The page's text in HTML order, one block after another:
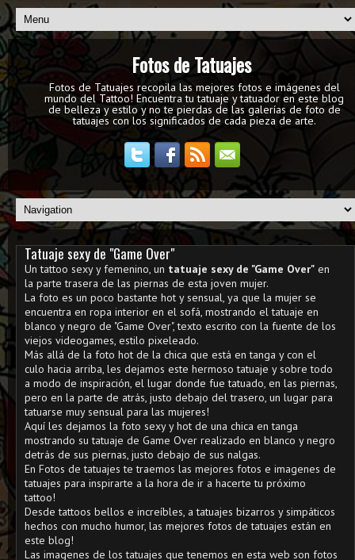
Fotos de Tatuajes
Fotos de Tatuajes recopila las mejores fotos e imágenes del
mundo del Tattoo! Encuentra tu tatuaje y tatuador en este blog
de belleza y estilo y no te pierdas de las galerías de foto de
tatuajes con los significados de cada pieza de arte.
Tatuaje sexy de "Game Over"
Un tattoo sexy y femenino, un tatuaje sexy de "Game Over" en
la parte trasera de las piernas de esta joven mujer.
La foto es un poco bastante hot y sensual, ya que la mujer se
encuentra en ropa interior en el sofá, mostrando el tatuaje en
blanco y negro de "Game Over", texto escrito con la fuente de los
viejos videogames, estilo pixeleado.
Más allá de la foto hot de la chica que está en tanga y con el
culo hacia arriba, les dejamos este hermoso tatuaje y sobre todo
a modo de inspiración, el lugar donde fue tatuado, en las piernas,
pero en la parte de atrás, justo debajo del trasero, un lugar para
tatuarse muy sensual para las mujeres!
Aquí les dejamos la foto sexy y hot de una chica en tanga
mostrando su tatuaje de Game Over realizado en blanco y negro
detrás de sus piernas, justo debajo de sus nalgas.
En Fotos de tatuajes te traemos las mejores fotos e imagenes de
tatuajes para inspirarte a la hora de ir a hacerte tu próximo
tattoo!
Desde tattoos bellos e increíbles, a tatuajes bizarros y simpáticos
hechos con mucho humor, las mejores fotos de tatuajes están en
este blog!
Las imagenes de los tatuajes que tenemos en esta web son fotos